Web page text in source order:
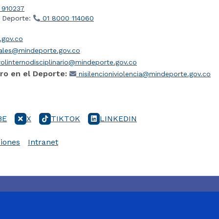
Deporte:
01 8000 114060
en el Deporte: nisilencioniviolencia@mindeporte.gov.co
X TIKTOK LINKEDIN
Intranet